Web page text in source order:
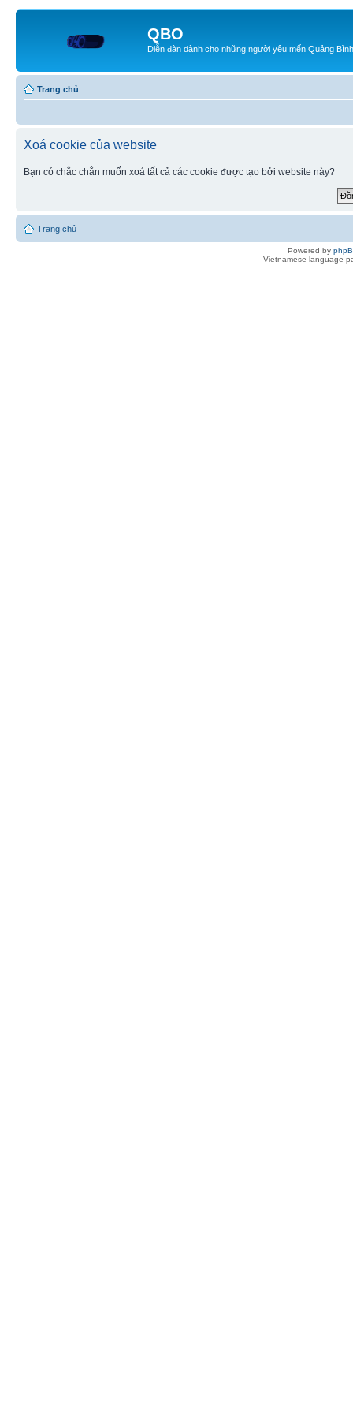
QBO
Diễn đàn dành cho những người yêu mến Quảng Bình
Trang chủ
Xoá cookie của website
Bạn có chắc chắn muốn xoá tất cả các cookie được tạo bởi website này?
Trang chủ
Powered by
Vietnamese language